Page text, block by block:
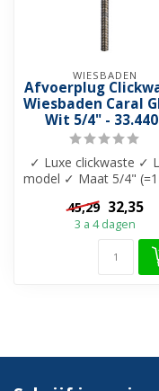
WIESBADEN
Afvoerplug
Wiesbaden Caral
Wit 5/4" -
✓ Luxe clickwaste ✓
model ✓ Maat 5/4"
Geschik...
45,29 32,35
3 a 4 dagen